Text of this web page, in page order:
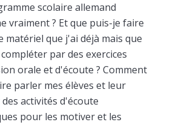
scolaire allemand
vraiment ? Et que puis-je faire
matériel que j'ai déjà mais que
par des exercices
orale et d'écoute ? Comment
parler mes élèves et leur
activités d'écoute
pour les motiver et les